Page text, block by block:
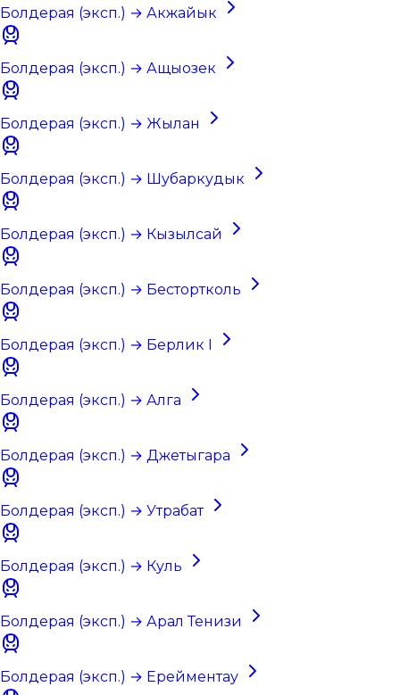
Болдерая (эксп.) → Акжайык
Болдерая (эксп.) → Ащыозек
Болдерая (эксп.) → Жылан
Болдерая (эксп.) → Шубаркудык
Болдерая (эксп.) → Кызылсай
Болдерая (эксп.) → Бестортколь
Болдерая (эксп.) → Берлик I
Болдерая (эксп.) → Алга
Болдерая (эксп.) → Джетыгара
Болдерая (эксп.) → Утрабат
Болдерая (эксп.) → Куль
Болдерая (эксп.) → Арал Тенизи
Болдерая (эксп.) → Ерейментау